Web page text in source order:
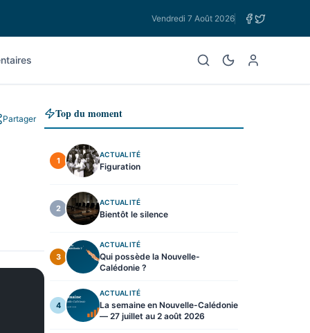
Vendredi 7 Août 2026
Partager Top du moment
1
ACTUALITÉ
Figuration
2
ACTUALITÉ
Bientôt le silence
3
ACTUALITÉ
Qui possède la Nouvelle-
Calédonie ?
4
ACTUALITÉ
La semaine en Nouvelle-Calédonie
— 27 juillet au 2 août 2026